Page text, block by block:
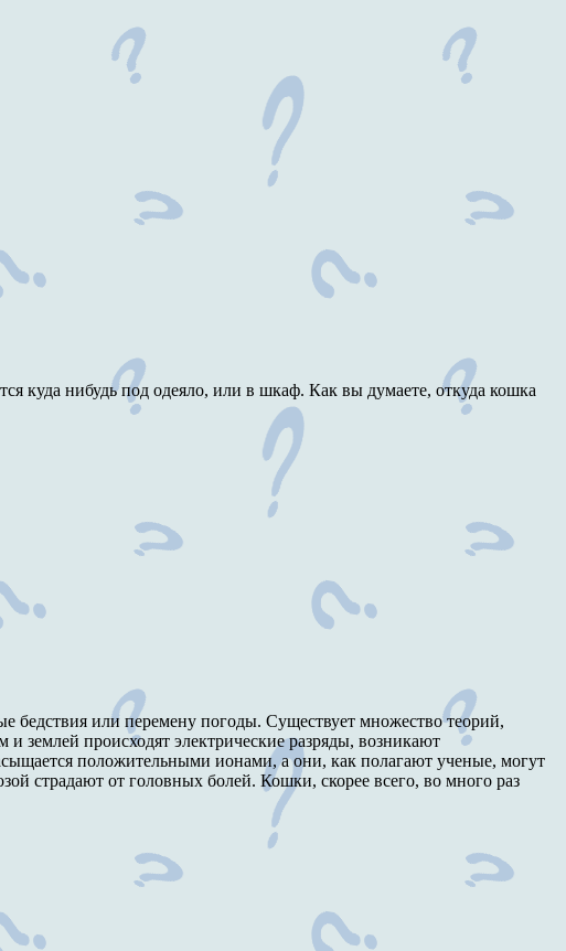
куда нибудь под одеяло, или в шкаф. Как вы думаете, откуда кошка
бедствия или перемену погоды. Существует множество теорий,
землей происходят электрические разряды, возникают
положительными ионами, а они, как полагают ученые, могут
страдают от головных болей. Кошки, скорее всего, во много раз